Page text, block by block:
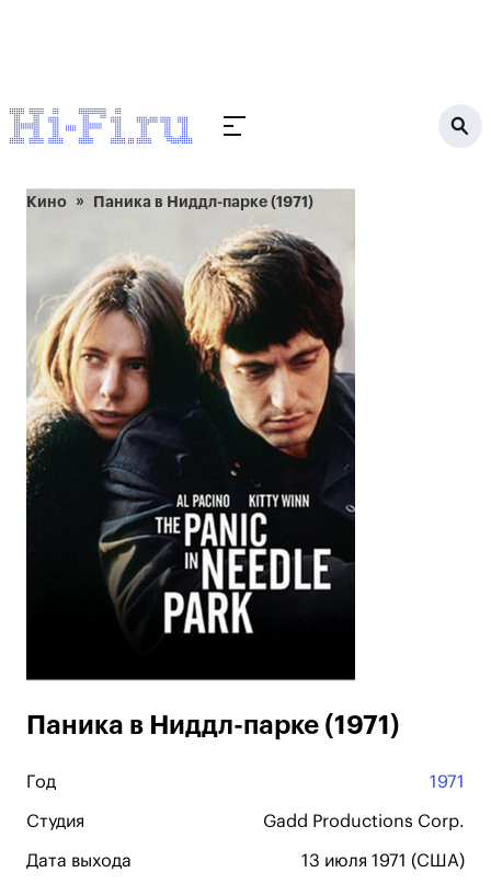
Кино Паника в Ниддл-парке (1971)
Паника в Ниддл-парке (1971)
Год 1971
Студия Gadd Productions Corp.
Дата выхода 13 июля 1971 (США)